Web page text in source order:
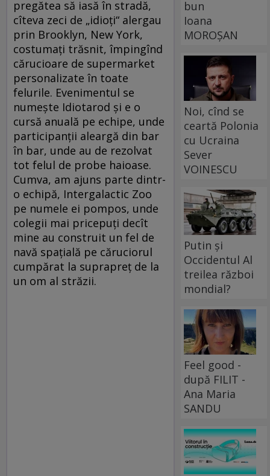
pregătea să iasă în stradă,
cîteva zeci de „idioți“ alergau
prin Brooklyn, New York,
costumați trăsnit, împingînd
cărucioare de supermarket
personalizate în toate
felurile. Evenimentul se
numește Idiotarod și e o
cursă anuală pe echipe, unde
participanții aleargă din bar
în bar, unde au de rezolvat
tot felul de probe haioase.
Cumva, am ajuns parte dintr-
o echipă, Intergalactic Zoo
pe numele ei pompos, unde
colegii mai pricepuți decît
mine au construit un fel de
navă spațială pe căruciorul
cumpărat la suprapreț de la
un om al străzii.
bun
Ioana
MOROȘAN
Noi, cînd se
ceartă Polonia
cu Ucraina
Sever
VOINESCU
Putin și
Occidentul Al
treilea război
mondial?
Feel good -
după FILIT -
Ana Maria
SANDU